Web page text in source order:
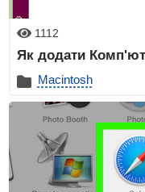
1112
Як додати
Macintosh